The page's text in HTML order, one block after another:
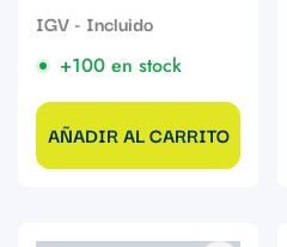
+100 en stock
AÑADIR AL CARRITO